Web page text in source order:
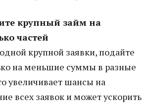
крупный займ на
частей
крупной заявки, подайте
на меньшие суммы в разные
увеличивает шансы на
всех заявок и может ускорить